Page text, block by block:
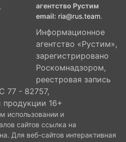
агентство Рустим
email: ria@rus.team.
Информационное
агентство «Рустим»,
зарегистрировано
Роскомнадзором,
реестровая запись
77 - 82757,
16+
использовании и
сайтов ссылка на
Для веб-сайтов интерактивная